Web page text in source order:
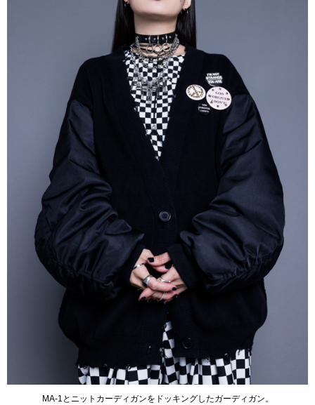
MA-1とニットカーディガンをドッキングしたガーディガン。